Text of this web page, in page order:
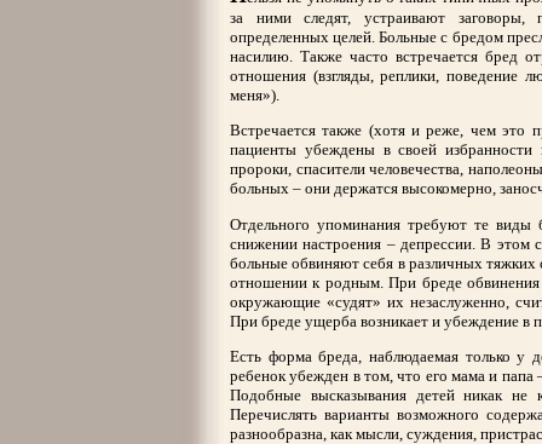
за ними следят, устраивают заговоры,
определенных целей. Больные с бредом
насилию. Также часто встречается бред
отношения (взгляды, реплики, поведение
меня»).
Встречается также (хотя и реже, чем это
пациенты убеждены в своей
пророки, спасители человечества,
больных – они держатся высокомерно,
Отдельного упоминания требуют те виды
снижении настроения – депрессии. В этом
больные обвиняют себя в различных
отношении к родным. При бреде
окружающие «судят» их незаслуженно,
При бреде ущерба возникает и убеждение в
Есть форма бреда, наблюдаемая только у
ребенок убежден в том, что его мама и
Подобные высказывания детей никак не
Перечислять варианты возможного
разнообразна, как мысли, суждения,